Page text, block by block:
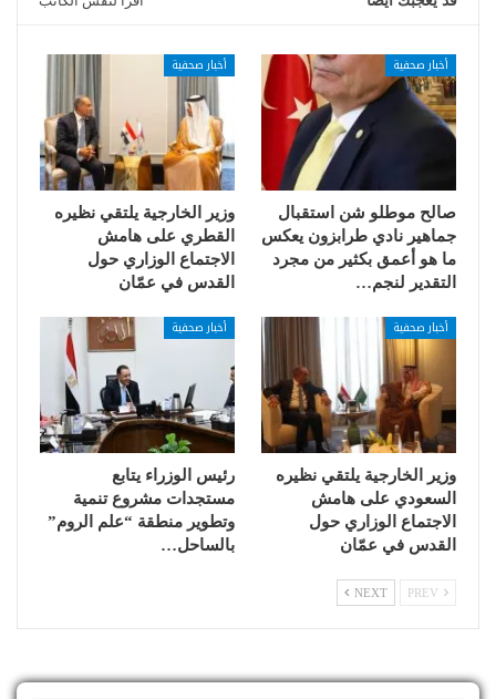
أخبار صحفية
صالح موطلو شن استقبال
جماهير نادي طرابزون يعكس
ما هو أعمق بكثير من مجرد
التقدير لنجم…
أخبار صحفية
وزير الخارجية يلتقي نظيره
القطري على هامش
الاجتماع الوزاري حول
القدس في عمّان
أخبار صحفية
وزير الخارجية يلتقي نظيره
السعودي على هامش
الاجتماع الوزاري حول
القدس في عمّان
أخبار صحفية
رئيس الوزراء يتابع
مستجدات مشروع تنمية
وتطوير منطقة “علم الروم”
بالساحل…
NEXT